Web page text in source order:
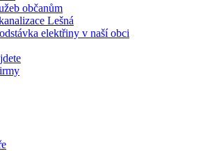
občanům
Lešná
elektřiny v naší obci